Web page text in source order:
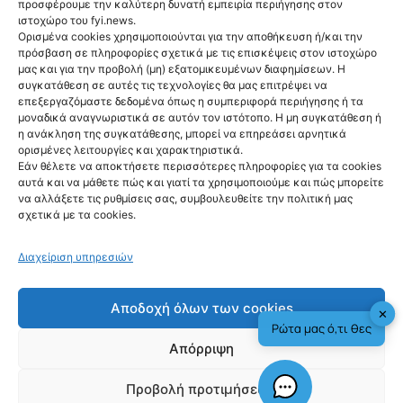
προσφέρουμε την καλύτερη δυνατή εμπειρία περιήγησης στον
ιστοχώρο του fyi.news.
Ορισμένα cookies χρησιμοποιούνται για την αποθήκευση ή/και την
πρόσβαση σε πληροφορίες σχετικά με τις επισκέψεις στον ιστοχώρο
μας και για την προβολή (μη) εξατομικευμένων διαφημίσεων. Η
συγκατάθεση σε αυτές τις τεχνολογίες θα μας επιτρέψει να
επεξεργαζόμαστε δεδομένα όπως η συμπεριφορά περιήγησης ή τα
μοναδικά αναγνωριστικά σε αυτόν τον ιστότοπο. Η μη συγκατάθεση ή
η ανάκληση της συγκατάθεσης, μπορεί να επηρεάσει αρνητικά
ορισμένες λειτουργίες και χαρακτηριστικά.
Εάν θέλετε να αποκτήσετε περισσότερες πληροφορίες για τα cookies
αυτά και να μάθετε πώς και γιατί τα χρησιμοποιούμε και πώς μπορείτε
να αλλάξετε τις ρυθμίσεις σας, συμβουλευθείτε την πολιτική μας
σχετικά με τα cookies.
Διαχείριση υπηρεσιών
Αποδοχή όλων των cookies
Απόρριψη
Προβολή προτιμήσεων
Ακολούθησέ μας
Newsletter
fyi.news - copyright 2026
✕
Ρώτα μας ό,τι θες